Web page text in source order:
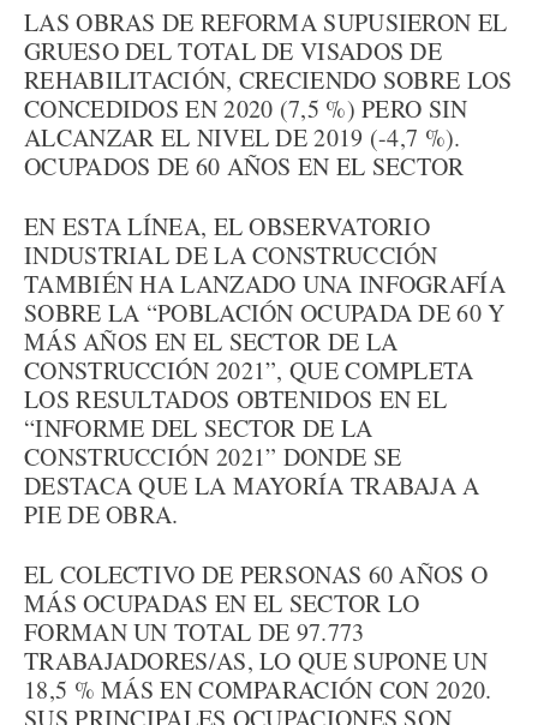
LAS OBRAS DE REFORMA SUPUSIERON EL
GRUESO DEL TOTAL DE VISADOS DE
REHABILITACIÓN, CRECIENDO SOBRE LOS
CONCEDIDOS EN 2020 (7,5 %) PERO SIN
ALCANZAR EL NIVEL DE 2019 (-4,7 %).
OCUPADOS DE 60 AÑOS EN EL SECTOR
EN ESTA LÍNEA, EL OBSERVATORIO
INDUSTRIAL DE LA CONSTRUCCIÓN
TAMBIÉN HA LANZADO UNA INFOGRAFÍA
SOBRE LA “POBLACIÓN OCUPADA DE 60 Y
MÁS AÑOS EN EL SECTOR DE LA
CONSTRUCCIÓN 2021”, QUE COMPLETA
LOS RESULTADOS OBTENIDOS EN EL
“INFORME DEL SECTOR DE LA
CONSTRUCCIÓN 2021” DONDE SE
DESTACA QUE LA MAYORÍA TRABAJA A
PIE DE OBRA.
EL COLECTIVO DE PERSONAS 60 AÑOS O
MÁS OCUPADAS EN EL SECTOR LO
FORMAN UN TOTAL DE 97.773
TRABAJADORES/AS, LO QUE SUPONE UN
18,5 % MÁS EN COMPARACIÓN CON 2020.
SUS PRINCIPALES OCUPACIONES SON